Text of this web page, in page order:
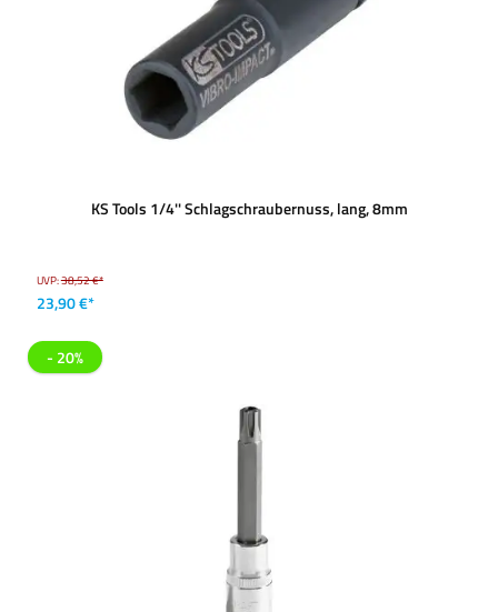
KS Tools 1/4'' Schlagschraubernuss, lang, 8mm
UVP:38,52 €*
23,90 €*
- 20%